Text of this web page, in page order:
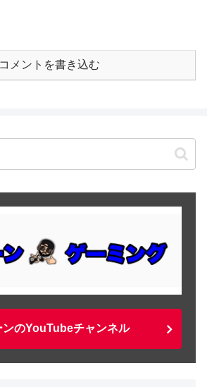
コメントを書き込む
ンのYouTubeチャンネル